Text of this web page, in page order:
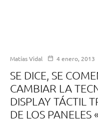
Matías Vidal 4 enero, 2013
SE DICE, SE
CAMBIAR LA
DISPLAY TÁCTIL
DE LOS PANELES